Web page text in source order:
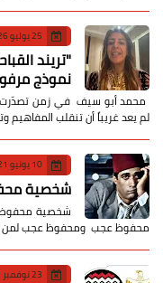
25 يوليو 2026
​"تريند
نموذج
محمد أبو سيف ​في زمن تصدّرت
لم يعد غريباً أن تنقلب المفاهيم
10 يونيو 2021
شخصية
شخصية محفوظ
محفوظ عجب ومحفوظ عجب لمن لا
23 نوفمبر 2022